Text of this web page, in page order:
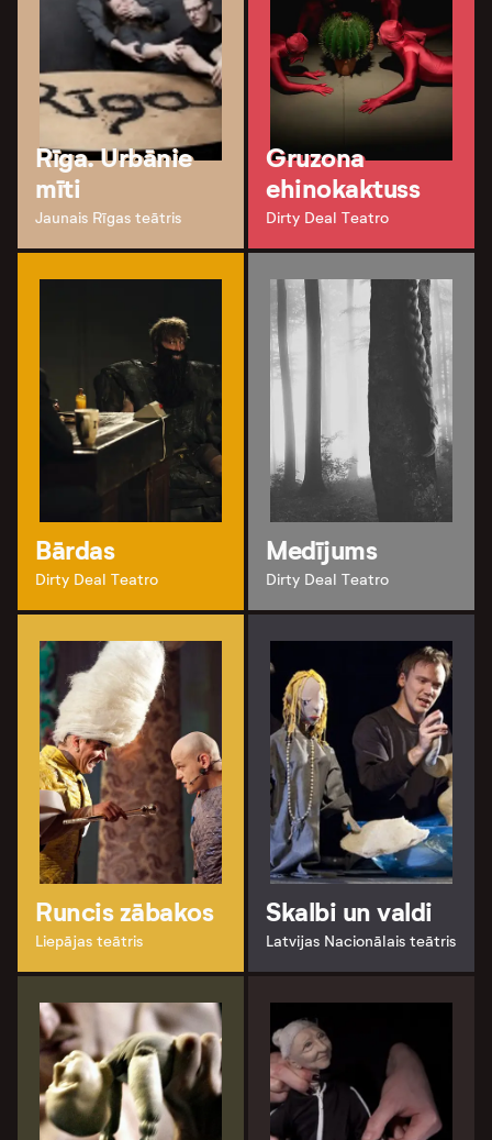
Rīga. Urbānie
mīti
Jaunais Rīgas teātris
Gruzona
ehinokaktuss
Dirty Deal Teatro
Bārdas
Dirty Deal Teatro
Medījums
Dirty Deal Teatro
Runcis zābakos
Liepājas teātris
Skalbi un valdi
Latvijas Nacionālais teātris